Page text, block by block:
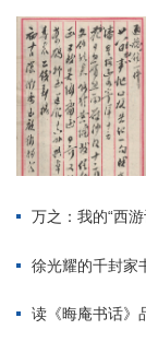
万之：我的“西
徐光耀的千封家
读《晦庵书话》